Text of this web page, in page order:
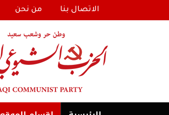
الاتصال بنا من نحن